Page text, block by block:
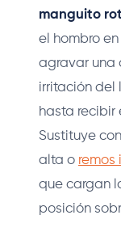
manguito
el hombro
agravar una
irritación del
hasta recibir
Sustituye con
alta o remos
que cargan
posición